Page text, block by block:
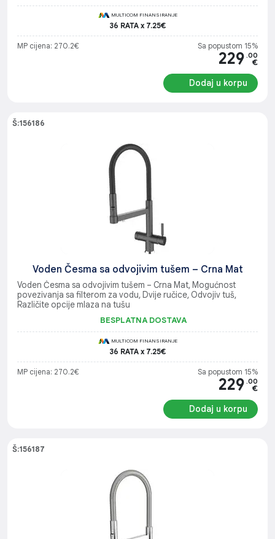
MULTICOM FINANSIRANJE
36 RATA x 7.25€
MP cijena: 270.2€ Sa popustom 15%
229 .00
€
Dodaj u korpu
Š:156186
Voden Česma sa odvojivim tušem – Crna Mat
Voden Česma sa odvojivim tušem – Crna Mat, Mogućnost
povezivanja sa filterom za vodu, Dvije ručice, Odvojiv tuš,
Različite opcije mlaza na tušu
BESPLATNA DOSTAVA
MULTICOM FINANSIRANJE
36 RATA x 7.25€
MP cijena: 270.2€ Sa popustom 15%
229 .00
€
Dodaj u korpu
Š:156187